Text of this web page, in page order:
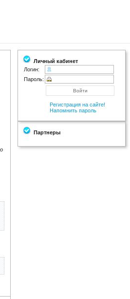
Личный кабинет
Логин:
Пароль:
Регистрация на сайте!
Напомнить пароль
Партнеры